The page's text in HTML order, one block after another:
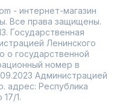
- интернет-магазин
Все права защищены.
Государственная
Ленинского
о государственной
номер в
Администрацией
адрес: Республика
1.